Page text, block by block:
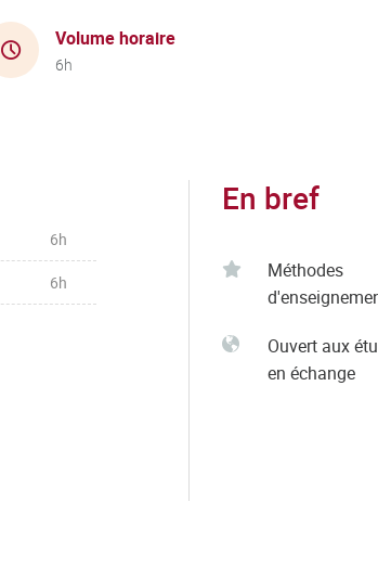
Volume horaire
6h
6h
6h
En bref
Méthodes
Ouvert aux
en échange